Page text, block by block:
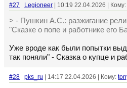
#27 Legioneer | 10:19 22.04.2026 | Кому:
> - Пушкин А.С.: разжигание
"Сказке о попе и работнике его
Уже вроде как были попытки
так поняли" - Сказка о купце и
#28 pks_ru | 14:17 22.04.2026 | Кому: